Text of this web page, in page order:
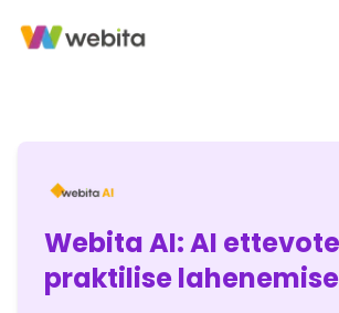
Webita AI: AI
praktilise